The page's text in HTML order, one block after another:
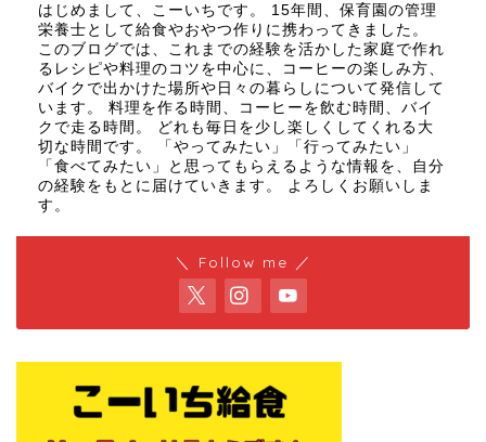
はじめまして、こーいちです。 15年間、保育園の管理
栄養士として給食やおやつ作りに携わってきました。
このブログでは、これまでの経験を活かした家庭で作れ
るレシピや料理のコツを中心に、コーヒーの楽しみ方、
バイクで出かけた場所や日々の暮らしについて発信して
います。 料理を作る時間、コーヒーを飲む時間、バイ
クで走る時間。 どれも毎日を少し楽しくしてくれる大
切な時間です。 「やってみたい」「行ってみたい」
「食べてみたい」と思ってもらえるような情報を、自分
の経験をもとに届けていきます。 よろしくお願いしま
す。
＼ Follow me ／